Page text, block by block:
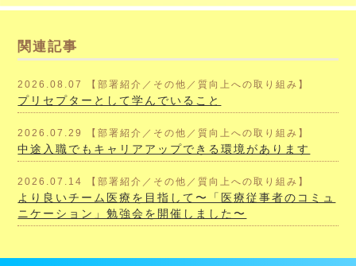
関連記事
2026.08.07 【部署紹介／その他／質向上への取り組み】
プリセプターとして学んでいること
2026.07.29 【部署紹介／その他／質向上への取り組み】
中途入職でもキャリアアップできる環境があります
2026.07.14 【部署紹介／その他／質向上への取り組み】
より良いチーム医療を目指して〜「医療従事者のコミュ
ニケーション」勉強会を開催しました〜